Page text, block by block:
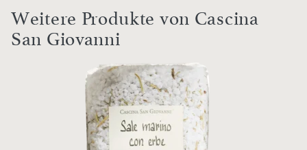
Weitere Produkte von Cascina
San Giovanni